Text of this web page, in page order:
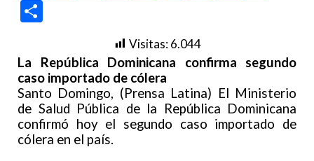
Visitas:6.044
La República Dominicana confirma segundo
caso importado de cólera
Santo Domingo, (Prensa Latina) El Ministerio
de Salud Pública de la República Dominicana
confirmó hoy el segundo caso importado de
cólera en el país.